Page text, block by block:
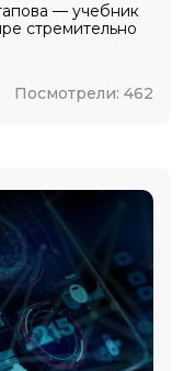
— учебник
стремительно
Посмотрели: 462